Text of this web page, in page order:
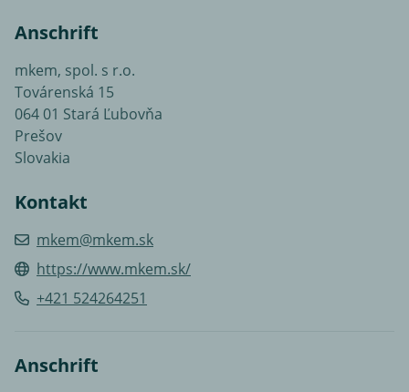
Anschrift
mkem, spol. s r.o.
Továrenská 15
064 01 Stará Ľubovňa
Prešov
Slovakia
Kontakt
mkem@mkem.sk
https://www.mkem.sk/
+421 524264251
Anschrift